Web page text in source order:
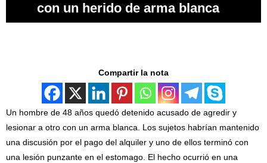
con un herido de arma blanca
Compartir la nota
Un hombre de 48 años quedó detenido acusado de agredir y
lesionar a otro con un arma blanca. Los sujetos habrían mantenido
una discusión por el pago del alquiler y uno de ellos terminó con
una lesión punzante en el estomago. El hecho ocurrió en una